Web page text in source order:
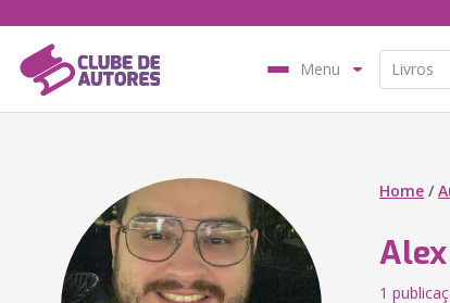
Menu
Home /
1